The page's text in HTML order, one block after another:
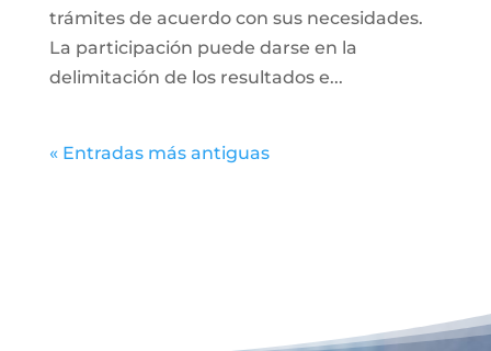
trámites de acuerdo con sus necesidades.
La participación puede darse en la
delimitación de los resultados e...
« Entradas más antiguas